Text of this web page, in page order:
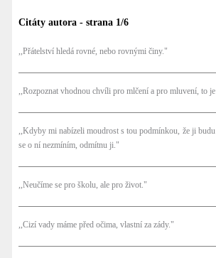
Citáty autora - strana 1/6
,,Přátelství hledá rovné, nebo rovnými činy."
,,Rozpoznat vhodnou chvíli pro mlčení a pro mluvení, to
,,Kdyby mi nabízeli moudrost s tou podmínkou, že ji
se o ní nezmíním, odmítnu ji."
,,Neučíme se pro školu, ale pro život."
,,Cizí vady máme před očima, vlastní za zády."